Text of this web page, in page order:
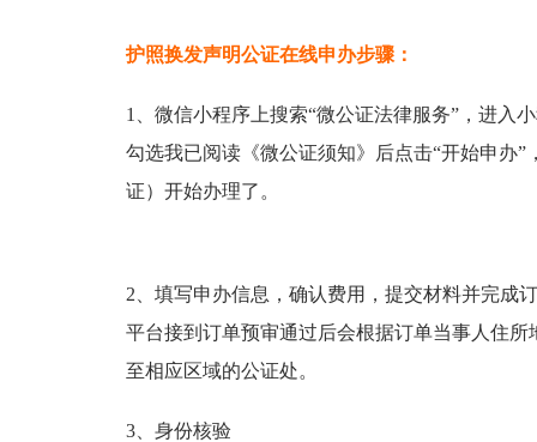
护照换发声明公证在线申办步骤：
1、微信小程序上搜索“微公证法律服务”，进入
勾选我已阅读《微公证须知》后点击“开始申办
证）开始办理了。
2、填写申办信息，确认费用，提交材料并完成
平台接到订单预审通过后会根据订单当事人住
至相应区域的公证处。
3、身份核验